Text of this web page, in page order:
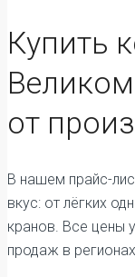
Купить
от
В нашем прайс-
вкус: от лёгких
кранов. Все цены
продаж в